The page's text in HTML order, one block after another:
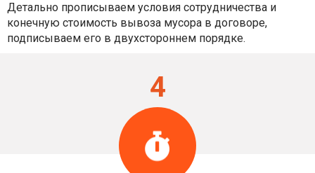
Детально прописываем условия сотрудничества и
конечную стоимость вывоза мусора в договоре,
подписываем его в двухстороннем порядке.
4